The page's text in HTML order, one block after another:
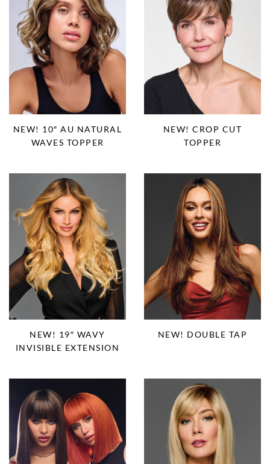
NEW! 10″ AU NATURAL
WAVES TOPPER
NEW! CROP CUT
TOPPER
NEW! 19″ WAVY
INVISIBLE EXTENSION
NEW! DOUBLE TAP